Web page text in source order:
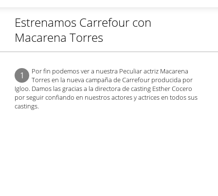
Estrenamos Carrefour con
Macarena Torres
1
Por fin podemos ver a nuestra Peculiar actriz Macarena
Torres en la nueva campaña de Carrefour producida por
Igloo. Damos las gracias a la directora de casting Esther Cocero
por seguir confiando en nuestros actores y actrices en todos sus
castings.